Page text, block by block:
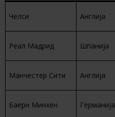
Челси Англија
Реал Мадрид Шпанија
Манчестер Сити Англија
Баерн Минхен Германија